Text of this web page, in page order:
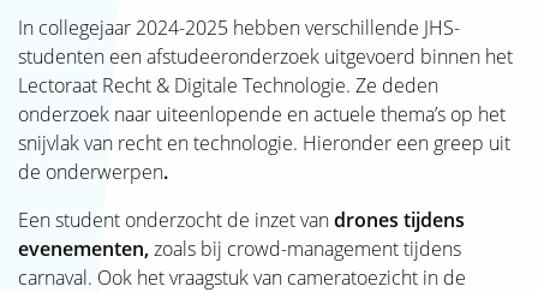
In collegejaar 2024-2025 hebben verschillende JHS-
studenten een afstudeeronderzoek uitgevoerd binnen het
Lectoraat Recht & Digitale Technologie. Ze deden
onderzoek naar uiteenlopende en actuele thema’s op het
snijvlak van recht en technologie. Hieronder een greep uit
de onderwerpen.
Een student onderzocht de inzet vandrones tijdens
evenementen,zoals bij crowd-management tijdens
carnaval. Ook het vraagstuk van cameratoezicht in de